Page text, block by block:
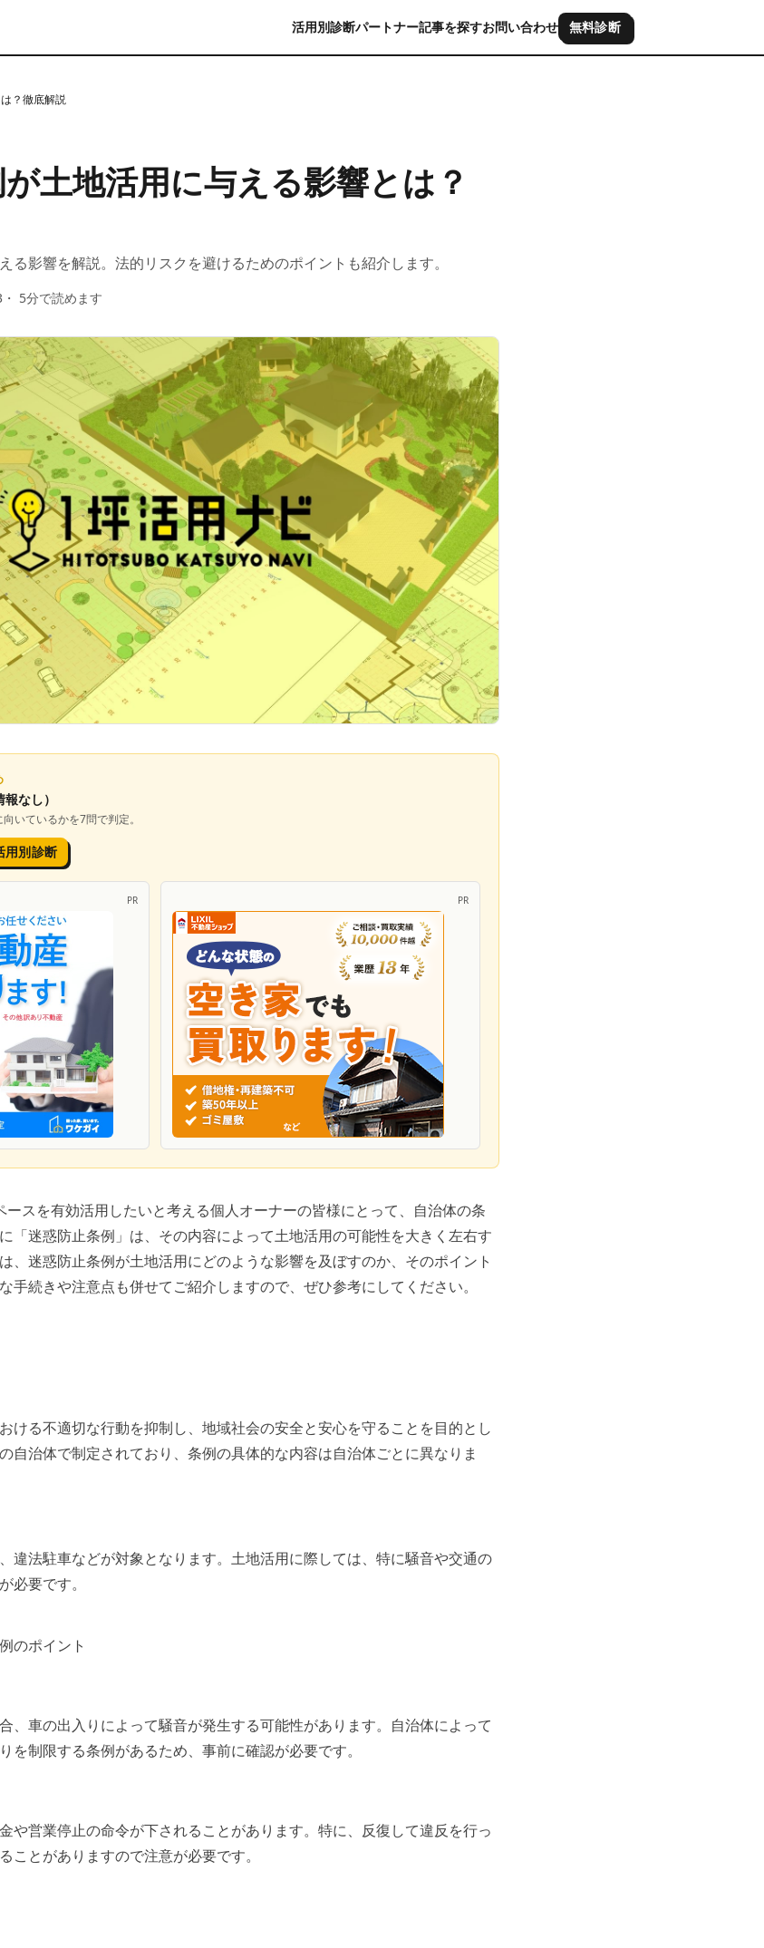
活用別診断パートナー記事を探すお問い合わせ 無料診断
？徹底解説
土地活用に与える影響とは？
る影響を解説。法的リスクを避けるためのポイントも紹介します。
・ 5分で読めます
なし）
向いているかを7問で判定。
用別診断
PR PR
スを有効活用したいと考える個人オーナーの皆様にとって、自治体の条
「迷惑防止条例」は、その内容によって土地活用の可能性を大きく左右す
、迷惑防止条例が土地活用にどのような影響を及ぼすのか、そのポイント
手続きや注意点も併せてご紹介しますので、ぜひ参考にしてください。
ける不適切な行動を抑制し、地域社会の安全と安心を守ることを目的とし
自治体で制定されており、条例の具体的な内容は自治体ごとに異なりま
違法駐車などが対象となります。土地活用に際しては、特に騒音や交通の
必要です。
のポイント
、車の出入りによって騒音が発生する可能性があります。自治体によって
を制限する条例があるため、事前に確認が必要です。
や営業停止の命令が下されることがあります。特に、反復して違反を行っ
ことがありますので注意が必要です。